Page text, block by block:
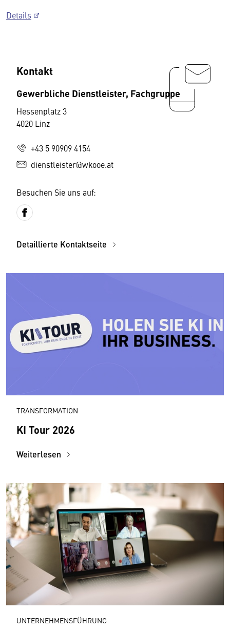
Details
Kontakt
Gewerbliche Dienstleister, Fachgruppe
Hessenplatz 3
4020 Linz
+43 5 90909 4154
dienstleister@wkooe.at
Besuchen Sie uns auf:
Detaillierte Kontaktseite
TRANSFORMATION
KI Tour 2026
Weiterlesen
UNTERNEHMENSFÜHRUNG